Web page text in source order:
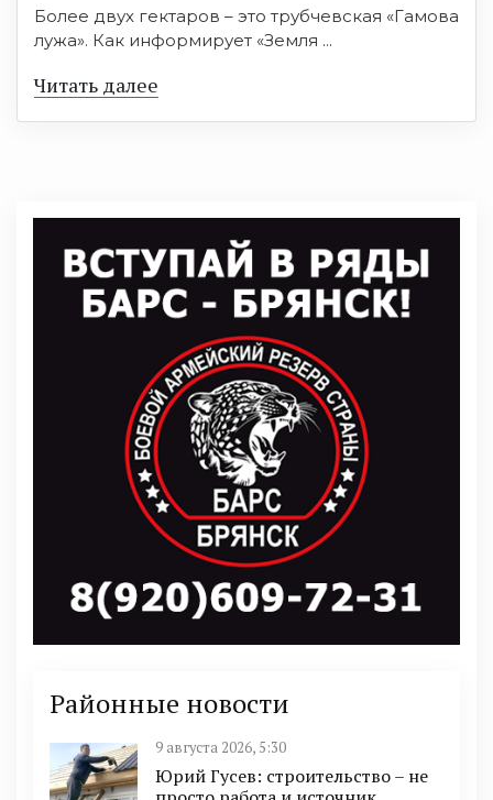
Более двух гектаров – это трубчевская «Гамова
лужа». Как информирует «Земля ...
Читать далее
Районные новости
9 августа 2026, 5:30
Юрий Гусев: строительство – не